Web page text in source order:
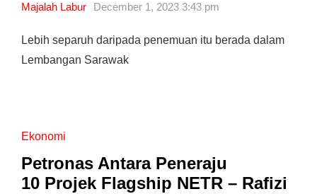
Majalah Labur December 1, 2023 3:43 pm
Lebih separuh daripada penemuan itu berada dalam
Lembangan Sarawak
Ekonomi
Petronas Antara Peneraju
10 Projek Flagship NETR – Rafizi